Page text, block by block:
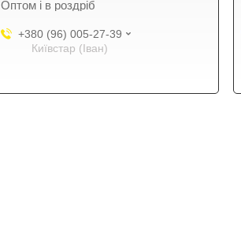
Оптом і в роздріб
+380 (96) 005-27-39
Київстар (Іван)